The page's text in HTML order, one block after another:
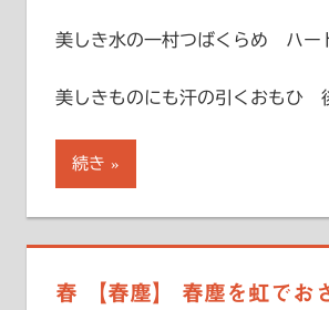
美しき水の一村つばくらめ ハー
美しきものにも汗の引くおもひ
続き
春 【春塵】 春塵を虹でお